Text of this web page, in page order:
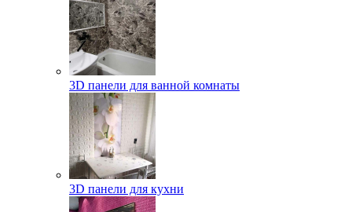
3D панели для ванной комнаты
3D панели для кухни